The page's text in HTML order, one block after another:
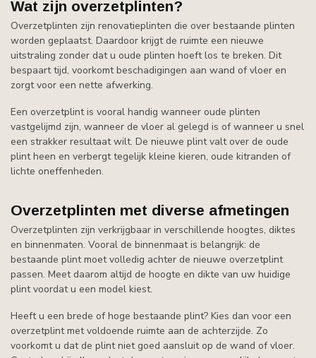
Wat zijn overzetplinten?
Overzetplinten zijn renovatieplinten die over bestaande plinten
worden geplaatst. Daardoor krijgt de ruimte een nieuwe
uitstraling zonder dat u oude plinten hoeft los te breken. Dit
bespaart tijd, voorkomt beschadigingen aan wand of vloer en
zorgt voor een nette afwerking.
Een overzetplint is vooral handig wanneer oude plinten
vastgelijmd zijn, wanneer de vloer al gelegd is of wanneer u snel
een strakker resultaat wilt. De nieuwe plint valt over de oude
plint heen en verbergt tegelijk kleine kieren, oude kitranden of
lichte oneffenheden.
Overzetplinten met diverse afmetingen
Overzetplinten zijn verkrijgbaar in verschillende hoogtes, diktes
en binnenmaten. Vooral de binnenmaat is belangrijk: de
bestaande plint moet volledig achter de nieuwe overzetplint
passen. Meet daarom altijd de hoogte en dikte van uw huidige
plint voordat u een model kiest.
Heeft u een brede of hoge bestaande plint? Kies dan voor een
overzetplint met voldoende ruimte aan de achterzijde. Zo
voorkomt u dat de plint niet goed aansluit op de wand of vloer.